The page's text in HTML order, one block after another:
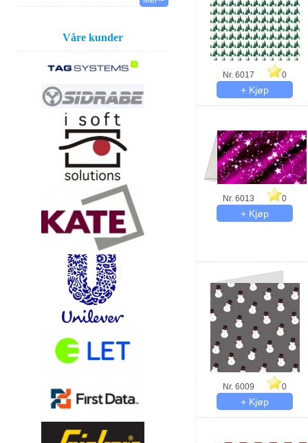
Våre kunder
Nr. 6017 0
Nr. 6013 0
Nr. 6009 0